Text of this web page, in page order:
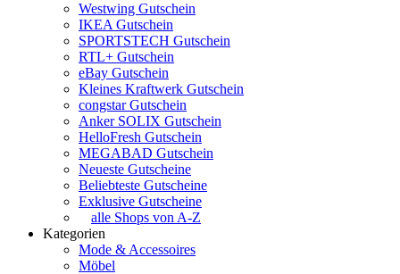
Westwing Gutschein
IKEA Gutschein
SPORTSTECH Gutschein
RTL+ Gutschein
eBay Gutschein
Kleines Kraftwerk Gutschein
congstar Gutschein
Anker SOLIX Gutschein
HelloFresh Gutschein
MEGABAD Gutschein
Neueste Gutscheine
Beliebteste Gutscheine
Exklusive Gutscheine
alle Shops von A-Z
Kategorien
Mode & Accessoires
Möbel